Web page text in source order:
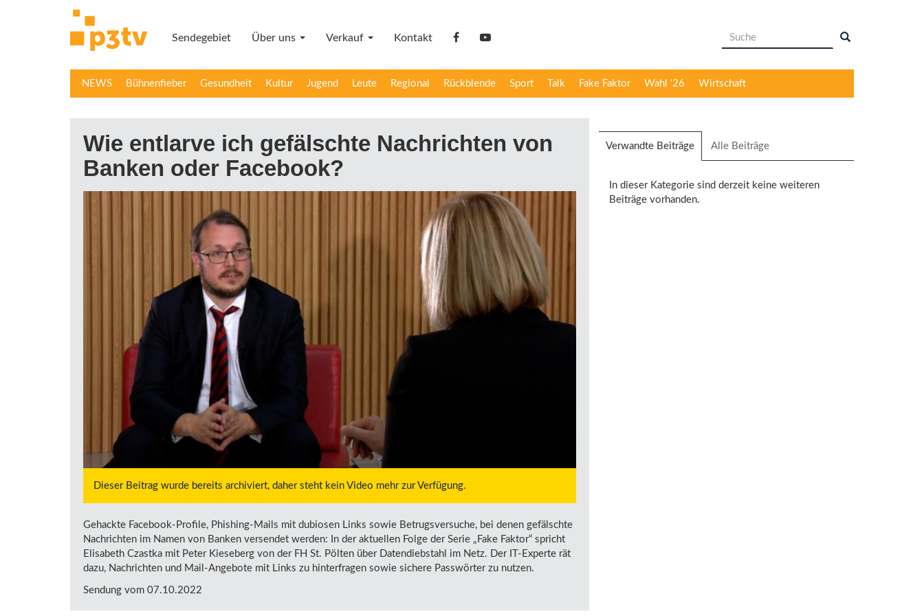
Sendegebiet Über uns Verkauf Kontakt facebookYouTube Suchformular
NEWS Bühnenfieber Gesundheit Kultur Jugend Leute Regional Rückblende Sport Talk Fake Faktor Wahl '26 Wirtschaft
Wie entlarve ich gefälschte Nachrichten von
Banken oder Facebook?
Dieser Beitrag wurde bereits archiviert, daher steht kein Video mehr zur Verfügung.
Gehackte Facebook-Profile, Phishing-Mails mit dubiosen Links sowie Betrugsversuche, bei denen gefälschte
Nachrichten im Namen von Banken versendet werden: In der aktuellen Folge der Serie „Fake Faktor“ spricht
Elisabeth Czastka mit Peter Kieseberg von der FH St. Pölten über Datendiebstahl im Netz. Der IT-Experte rät
dazu, Nachrichten und Mail-Angebote mit Links zu hinterfragen sowie sichere Passwörter zu nutzen.
Sendung vom 07.10.2022
Verwandte Beiträge (aktiver
Reiter)
Alle Beiträge
In dieser Kategorie sind derzeit keine weiteren
Beiträge vorhanden.